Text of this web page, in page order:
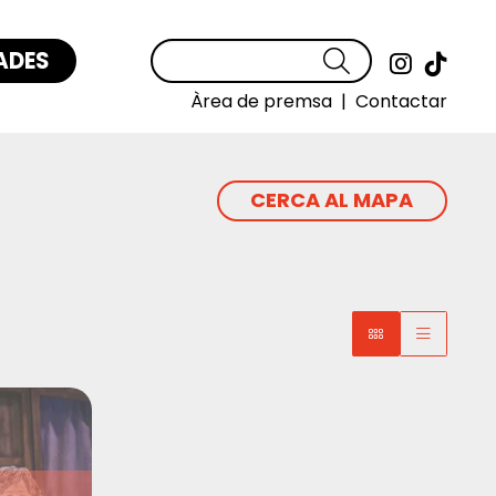
Link a
Cercar
Àrea de premsa | Contactar
CERCA AL MAPA